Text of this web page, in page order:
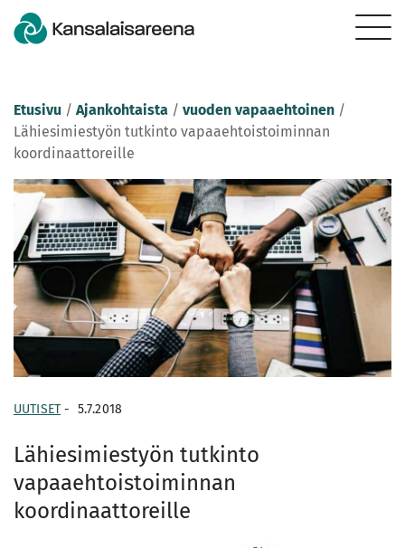
Etusivu / Ajankohtaista / vuoden vapaaehtoinen /
Lähiesimiestyön tutkinto vapaaehtoistoiminnan
koordinaattoreille
UUTISET - 5.7.2018
Lähiesimiestyön tutkinto
vapaaehtoistoiminnan
koordinaattoreille